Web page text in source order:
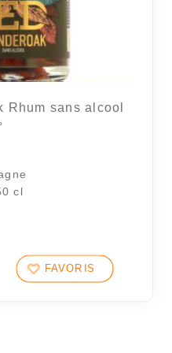
Rhum sans alcool
cl
€.
est : 17,90 €.
FAVORIS